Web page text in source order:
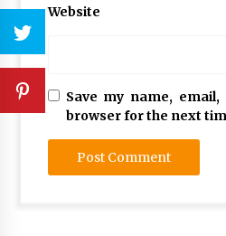
Website
Save my name,
browser for the next